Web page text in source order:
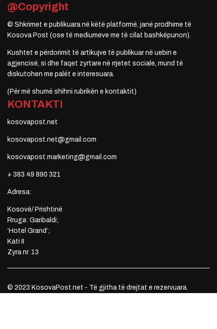
@Copyright
© Shkrimet e publikuara në këtë platformë, janë prodhime të
Kosova Post (ose të mediumeve me të cilat bashkëpunon).
Kushtet e përdorimit të artikujve të publikuar në uebin e
agjencisë, si dhe faqet zyrtare në rrjetet sociale, mund të
diskutohen me palët e interesuara.
(Për më shumë shihni rubrikën e kontaktit)
KONTAKTI
kosovapost.net
kosovapost.net@gmail.com
kosovapost.marketing@gmail.com
+ 383 49 890 321
Adresa:
Kosovë/ Prishtinë
Rruga: Garibaldi;
‘Hotel Grand’;
Kati II
Zyra nr. 13
© 2023 KosovaPost.net - Të gjitha të drejtat e rezervuara.